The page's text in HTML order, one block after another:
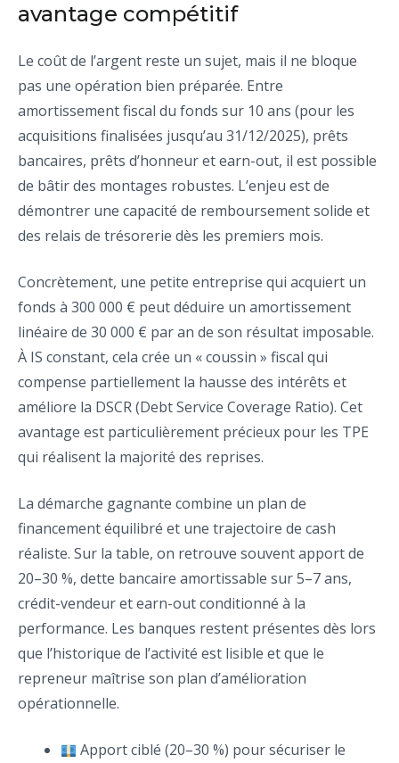
avantage compétitif
Le coût de l’argent reste un sujet, mais il ne bloque
pas une opération bien préparée. Entre
amortissement fiscal du fonds sur 10 ans (pour les
acquisitions finalisées jusqu’au 31/12/2025), prêts
bancaires, prêts d’honneur et earn-out, il est possible
de bâtir des montages robustes. L’enjeu est de
démontrer une capacité de remboursement solide et
des relais de trésorerie dès les premiers mois.
Concrètement, une petite entreprise qui acquiert un
fonds à 300 000 € peut déduire un amortissement
linéaire de 30 000 € par an de son résultat imposable.
À IS constant, cela crée un « coussin » fiscal qui
compense partiellement la hausse des intérêts et
améliore la DSCR (Debt Service Coverage Ratio). Cet
avantage est particulièrement précieux pour les TPE
qui réalisent la majorité des reprises.
La démarche gagnante combine un plan de
financement équilibré et une trajectoire de cash
réaliste. Sur la table, on retrouve souvent apport de
20–30 %, dette bancaire amortissable sur 5–7 ans,
crédit-vendeur et earn-out conditionné à la
performance. Les banques restent présentes dès lors
que l’historique de l’activité est lisible et que le
repreneur maîtrise son plan d’amélioration
opérationnelle.
Apport ciblé (20–30 %) pour sécuriser le